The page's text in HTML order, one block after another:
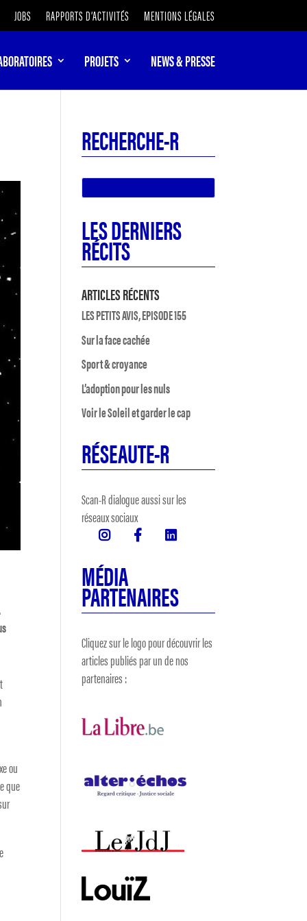
JOBS RAPPORTS D’ACTIVITÉS MENTIONS LÉGALES
PROJETS NEWS & PRESSE
ou
que
RECHERCHE-R
LES DERNIERS
RÉCITS
ARTICLES RÉCENTS
LES PETITS AVIS, EPISODE 155
Sur la face cachée
Sport & croyance
L’adoption pour les nuls
Voir le Soleil et garder le cap
RÉSEAUTE-R
Scan-R dialogue aussi sur les
réseaux sociaux
MÉDIA
PARTENAIRES
Cliquez sur le logo pour découvrir les
articles publiés par un de nos
partenaires :